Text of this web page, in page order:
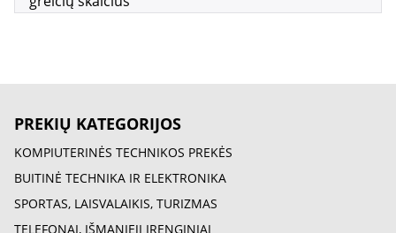
PREKIŲ KATEGORIJOS
KOMPIUTERINĖS TECHNIKOS PREKĖS
BUITINĖ TECHNIKA IR ELEKTRONIKA
SPORTAS, LAISVALAIKIS, TURIZMAS
TELEFONAI, IŠMANIEJI ĮRENGINIAI